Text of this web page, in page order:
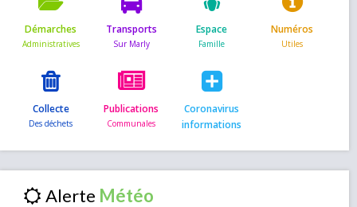
Démarches Transports Espace Numéros
Collecte Publications
Coronavirus
informations
Alerte